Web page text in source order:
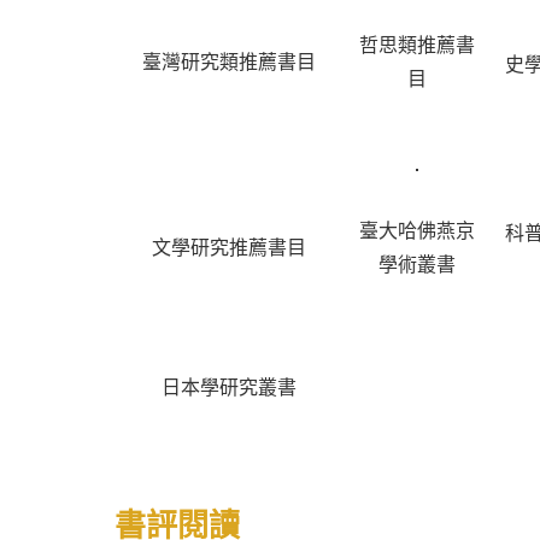
臺灣研究類推薦書目
哲思類推薦書
目
史
文學研究推薦書目
臺大哈佛燕京
學術叢書
科
日本學研究叢書
書評閱讀